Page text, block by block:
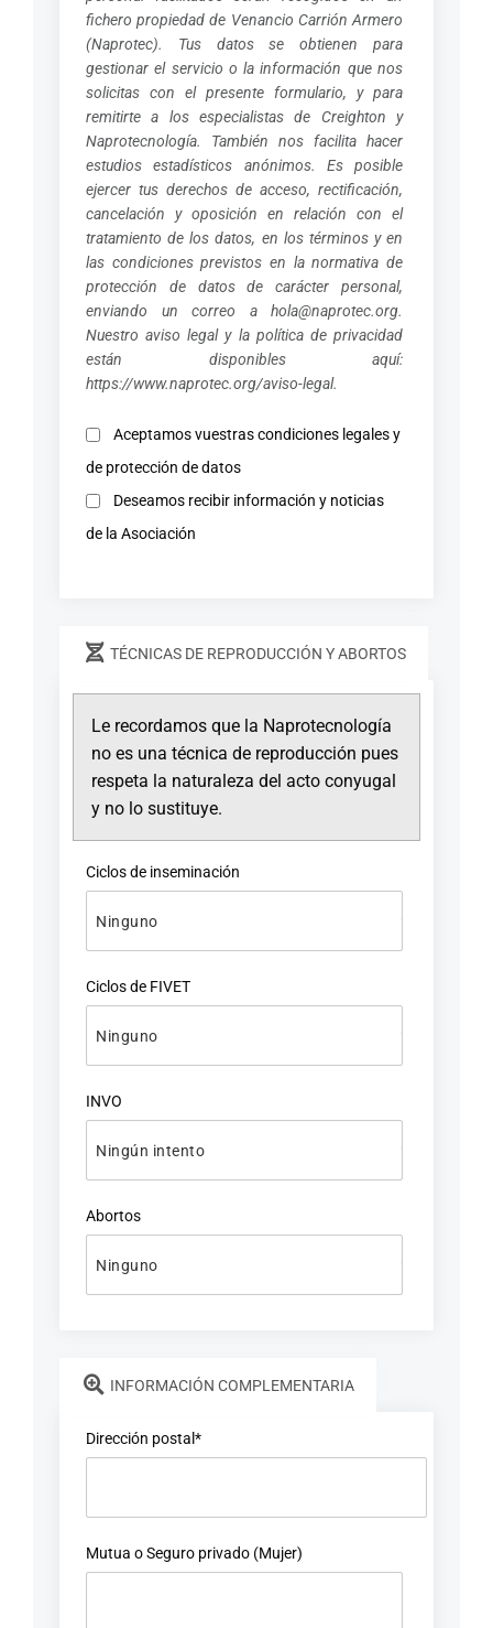
fichero propiedad de Venancio Carrión Armero
(Naprotec). Tus datos se obtienen para
gestionar el servicio o la información que nos
solicitas con el presente formulario, y para
remitirte a los especialistas de Creighton y
Naprotecnología. También nos facilita hacer
estudios estadísticos anónimos. Es posible
ejercer tus derechos de acceso, rectificación,
cancelación y oposición en relación con el
tratamiento de los datos, en los términos y en
las condiciones previstos en la normativa de
protección de datos de carácter personal,
enviando un correo a hola@naprotec.org.
Nuestro aviso legal y la política de privacidad
están disponibles aquí:
https://www.naprotec.org/aviso-legal.
Aceptamos vuestras condiciones legales y
de protección de datos
Deseamos recibir información y noticias
de la Asociación
TÉCNICAS DE REPRODUCCIÓN Y ABORTOS
Le recordamos que la Naprotecnología
no es una técnica de reproducción pues
respeta la naturaleza del acto conyugal
y no lo sustituye.
Ciclos de inseminación
Ciclos de FIVET
INVO
Abortos
INFORMACIÓN COMPLEMENTARIA
Dirección postal*
Mutua o Seguro privado (Mujer)